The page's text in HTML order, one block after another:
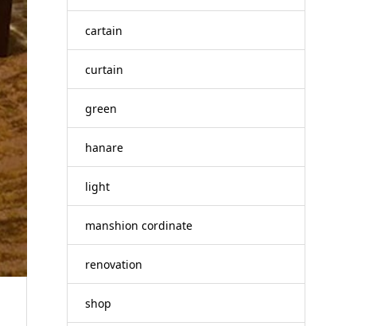
cartain
curtain
green
hanare
light
manshion cordinate
renovation
shop